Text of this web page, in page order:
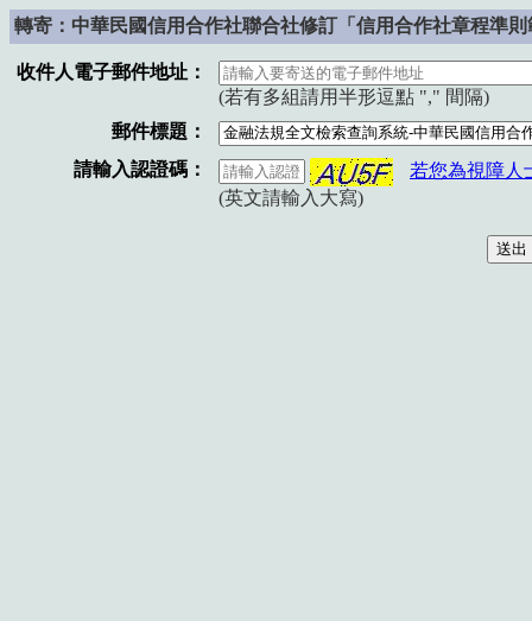
轉寄：中華民國信用合作社聯合社修訂「信用合作社章程準
收件人電子郵件地址：
(若有多組請用半形逗點 "," 間隔)
郵件標題：
請輸入認證碼：
若您為視障人
(英文請輸入大寫)